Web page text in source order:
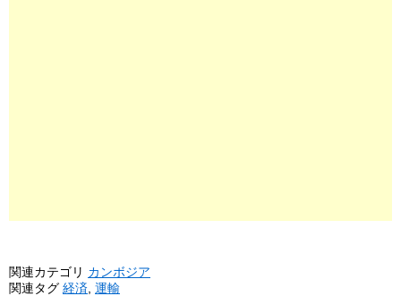
関連カテゴリ カンボジア
関連タグ 経済 運輸